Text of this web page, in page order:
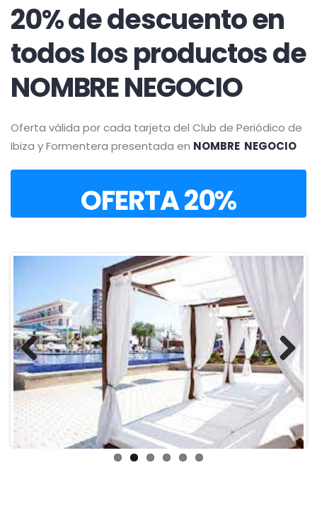
20% de descuento en
todos los productos de
NOMBRE NEGOCIO
Oferta válida por cada tarjeta del Club de Periódico de
Ibiza y Formentera presentada en NOMBRE NEGOCIO
OFERTA 20%
Previous Next